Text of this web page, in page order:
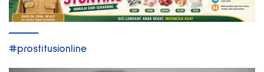
#prostitusionline